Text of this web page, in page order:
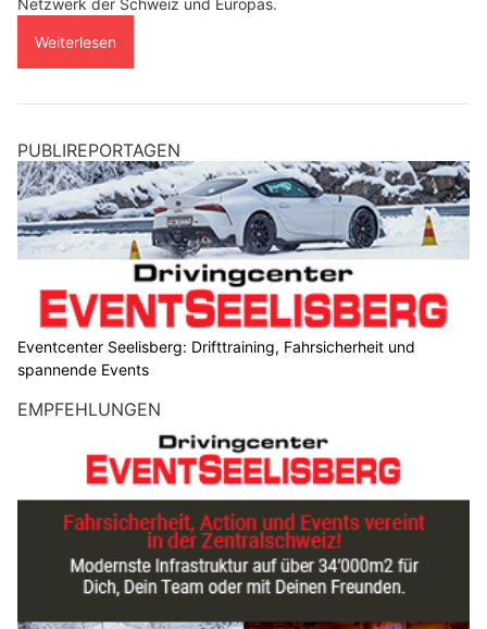
Netzwerk der Schweiz und Europas.
Weiterlesen
PUBLIREPORTAGEN
Eventcenter Seelisberg: Drifttraining, Fahrsicherheit und
spannende Events
EMPFEHLUNGEN